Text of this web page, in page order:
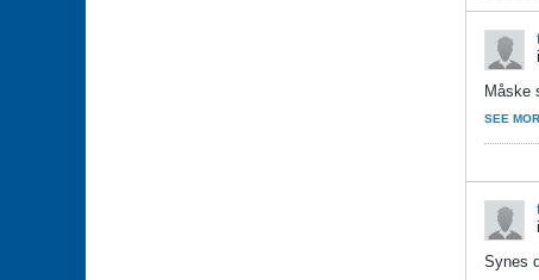
Måske
SEE
Synes